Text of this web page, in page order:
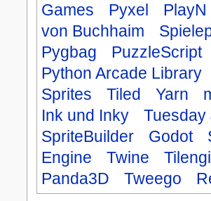
Games
Pyxel
PlayN
von Buchhaim
Pygbag
PuzzleScript
Python Arcade Library
Sprites
Tiled Yarn
Ink und Inky
Tuesday
SpriteBuilder
Godot
Engine
Twine
Panda3D
Tweego